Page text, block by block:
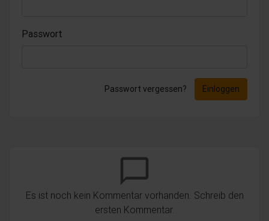
Passwort
Passwort vergessen? Einloggen
chat_bubble_outline
Es ist noch kein Kommentar vorhanden. Schreib den
ersten Kommentar.